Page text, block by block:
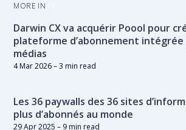
MORE IN
Darwin CX va acquérir Poool pour
plateforme d’abonnement intégrée
médias
4 Mar 2026– 3 min read
Les 36 paywalls des 36 sites
plus d’abonnés au monde
29 Apr 2025 – 9 min read